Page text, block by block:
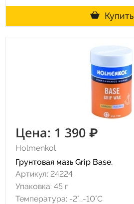
Купить
Цена: 1 390 ₽
Holmenkol
Грунтовая мазь Grip Base.
Артикул: 24224
Упаковка: 45 г
Температура: -2°…-10°C